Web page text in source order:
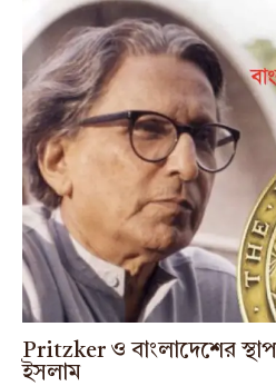
Pritzker ও বাংলাদেশের
ইসলাম